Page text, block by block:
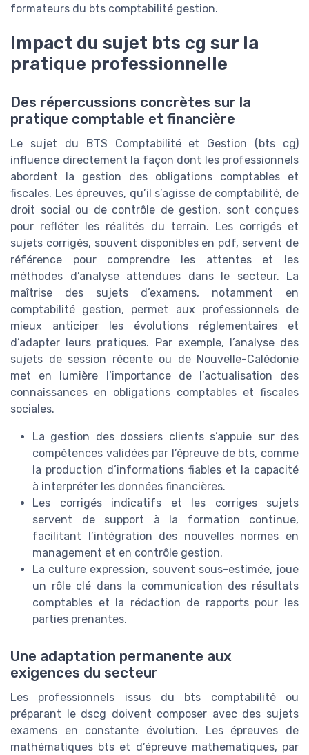
formateurs du bts comptabilité gestion.
Impact du sujet bts cg sur la
pratique professionnelle
Des répercussions concrètes sur la
pratique comptable et financière
Le sujet du BTS Comptabilité et Gestion (bts cg)
influence directement la façon dont les professionnels
abordent la gestion des obligations comptables et
fiscales. Les épreuves, qu’il s’agisse de comptabilité, de
droit social ou de contrôle de gestion, sont conçues
pour refléter les réalités du terrain. Les corrigés et
sujets corrigés, souvent disponibles en pdf, servent de
référence pour comprendre les attentes et les
méthodes d’analyse attendues dans le secteur. La
maîtrise des sujets d’examens, notamment en
comptabilité gestion, permet aux professionnels de
mieux anticiper les évolutions réglementaires et
d’adapter leurs pratiques. Par exemple, l’analyse des
sujets de session récente ou de Nouvelle-Calédonie
met en lumière l’importance de l’actualisation des
connaissances en obligations comptables et fiscales
sociales.
La gestion des dossiers clients s’appuie sur des
compétences validées par l’épreuve de bts, comme
la production d’informations fiables et la capacité
à interpréter les données financières.
Les corrigés indicatifs et les corriges sujets
servent de support à la formation continue,
facilitant l’intégration des nouvelles normes en
management et en contrôle gestion.
La culture expression, souvent sous-estimée, joue
un rôle clé dans la communication des résultats
comptables et la rédaction de rapports pour les
parties prenantes.
Une adaptation permanente aux
exigences du secteur
Les professionnels issus du bts comptabilité ou
préparant le dscg doivent composer avec des sujets
examens en constante évolution. Les épreuves de
mathématiques bts et d’épreuve mathematiques, par